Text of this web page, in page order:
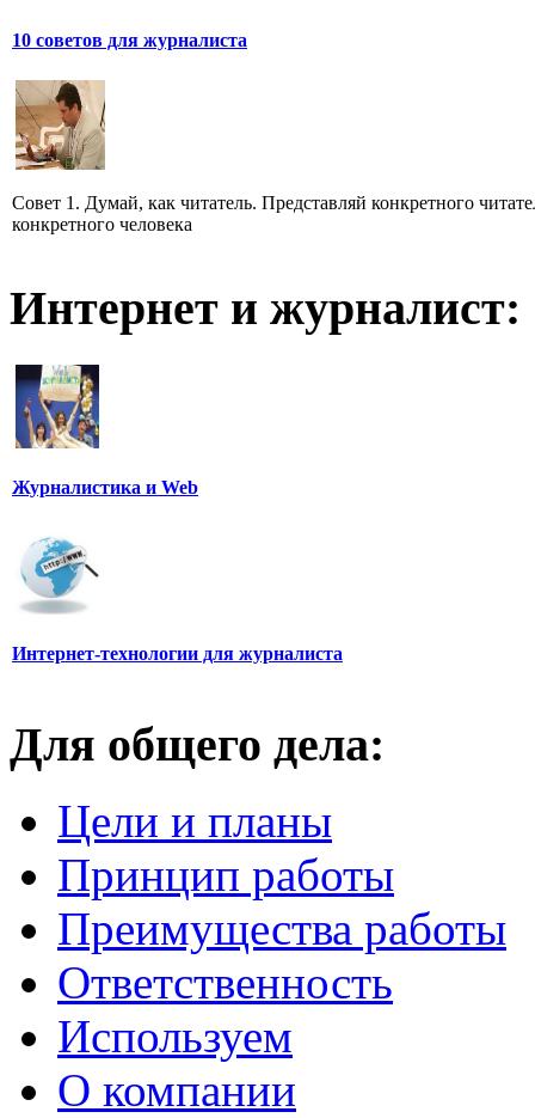
10 советов для журналиста
Совет 1. Думай, как читатель. Представляй конкретного
конкретного человека
Интернет и журналист:
Журналистика и Web
Интернет-технологии для журналиста
Для общего дела:
Цели и планы
Принцип работы
Преимущества работы
Ответственность
Используем
О компании